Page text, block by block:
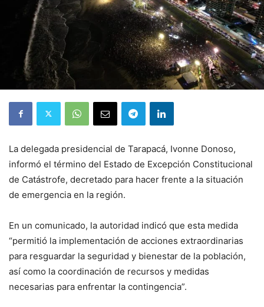
La delegada presidencial de Tarapacá, Ivonne Donoso,
informó el término del Estado de Excepción Constitucional
de Catástrofe, decretado para hacer frente a la situación
de emergencia en la región.
En un comunicado, la autoridad indicó que esta medida
“permitió la implementación de acciones extraordinarias
para resguardar la seguridad y bienestar de la población,
así como la coordinación de recursos y medidas
necesarias para enfrentar la contingencia”.